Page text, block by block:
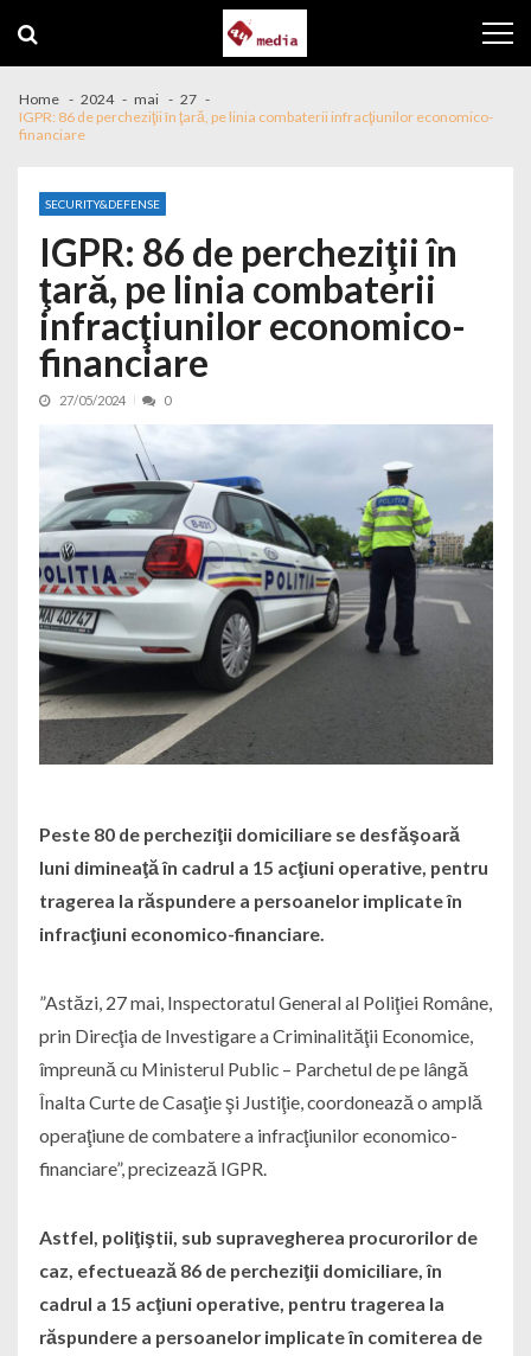
Home 2024 mai
27
IGPR: 86 de percheziţii în ţară, pe linia combaterii infracţiunilor economico-
financiare
SECURITY&DEFENSE
IGPR: 86 de percheziţii în
ţară, pe linia combaterii
infracţiunilor economico-
financiare
27/05/2024 0
Peste 80 de percheziţii domiciliare se desfăşoară
luni dimineaţă în cadrul a 15 acţiuni operative, pentru
tragerea la răspundere a persoanelor implicate în
infracţiuni economico-financiare.
”Astăzi, 27 mai, Inspectoratul General al Poliţiei Române,
prin Direcţia de Investigare a Criminalităţii Economice,
împreună cu Ministerul Public – Parchetul de pe lângă
Înalta Curte de Casaţie şi Justiţie, coordonează o amplă
operaţiune de combatere a infracţiunilor economico-
financiare”, precizează IGPR.
Astfel, poliţiştii, sub supravegherea procurorilor de
caz, efectuează 86 de percheziţii domiciliare, în
cadrul a 15 acţiuni operative, pentru tragerea la
răspundere a persoanelor implicate în comiterea de